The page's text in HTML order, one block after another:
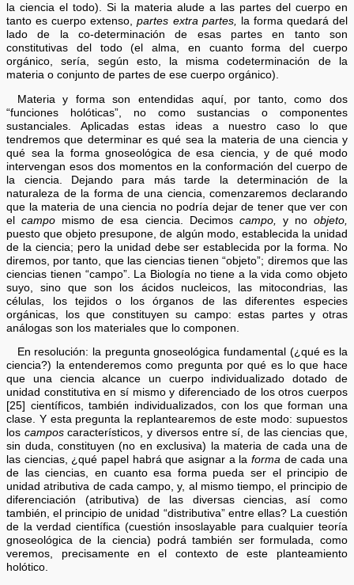
la ciencia el todo). Si la materia alude a las partes del cuerpo en
tanto es cuerpo extenso,partes extra partes, la forma quedará del
lado de la co-determinación de esas partes en tanto son
constitutivas del todo (el alma, en cuanto forma del cuerpo
orgánico, sería, según esto, la misma codeterminación de la
materia o conjunto de partes de ese cuerpo orgánico).
Materia y forma son entendidas aquí, por tanto, como dos
“funciones holóticas”, no como sustancias o componentes
sustanciales. Aplicadas estas ideas a nuestro caso lo que
tendremos que determinar es qué sea la materia de una ciencia y
qué sea la forma gnoseológica de esa ciencia, y de qué modo
intervengan esos dos momentos en la conformación del cuerpo de
la ciencia. Dejando para más tarde la determinación de la
naturaleza de la forma de una ciencia, comenzaremos declarando
que la materia de una ciencia no podría dejar de tener que ver con
elcampo mismo de esa ciencia. Decimos campo, y no objeto,
puesto que objeto presupone, de algún modo, establecida la unidad
de la ciencia; pero la unidad debe ser establecida por la forma. No
diremos, por tanto, que las ciencias tienen “objeto”; diremos que las
ciencias tienen “campo”. La Biología no tiene a la vida como objeto
suyo, sino que son los ácidos nucleicos, las mitocondrias, las
células, los tejidos o los órganos de las diferentes especies
orgánicas, los que constituyen su campo: estas partes y otras
análogas son los materiales que lo componen.
En resolución: la pregunta gnoseológica fundamental (¿qué es la
ciencia?) la entenderemos como pregunta por qué es lo que hace
que una ciencia alcance un cuerpo individualizado dotado de
unidad constitutiva en sí mismo y diferenciado de los otros cuerpos
[25] científicos, también individualizados, con los que forman una
clase. Y esta pregunta la replantearemos de este modo: supuestos
los camposcaracterísticos, y diversos entre sí, de las ciencias que,
sin duda, constituyen (no en exclusiva) la materia de cada una de
las ciencias, ¿qué papel habrá que asignar a la formade cada una
de las ciencias, en cuanto esa forma pueda ser el principio de
unidad atributiva de cada campo, y, al mismo tiempo, el principio de
diferenciación (atributiva) de las diversas ciencias, así como
también, el principio de unidad “distributiva” entre ellas? La cuestión
de la verdad científica (cuestión insoslayable para cualquier teoría
gnoseológica de la ciencia) podrá también ser formulada, como
veremos, precisamente en el contexto de este planteamiento
holótico.